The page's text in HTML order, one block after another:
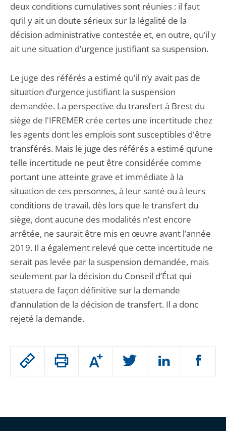
Passer
Augmenter
ou
deux conditions cumulatives sont réunies : il faut
qu’il y ait un doute sérieux sur la légalité de la
décision administrative contestée et, en outre, qu’il y
ait une situation d’urgence justifiant sa suspension.
Le juge des référés a estimé qu’il n’y avait pas de
situation d’urgence justifiant la suspension
demandée. La perspective du transfert à Brest du
siège de l'IFREMER crée certes une incertitude chez
les agents dont les emplois sont susceptibles d'être
transférés. Mais le juge des référés a estimé qu’une
telle incertitude ne peut être considérée comme
portant une atteinte grave et immédiate à la
situation de ces personnes, à leur santé ou à leurs
conditions de travail, dès lors que le transfert du
siège, dont aucune des modalités n’est encore
arrêtée, ne saurait être mis en œuvre avant l’année
2019. Il a également relevé que cette incertitude ne
serait pas levée par la suspension demandée, mais
seulement par la décision du Conseil d’État qui
statuera de façon définitive sur la demande
d’annulation de la décision de transfert. Il a donc
rejeté la demande.